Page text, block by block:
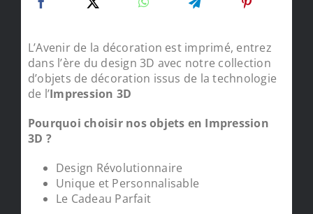
L’Avenir de la décoration est imprimé, entrez
dans l’ère du design 3D avec notre collection
d’objets de décoration issus de la technologie
de l’Impression 3D
Pourquoi choisir nos objets en Impression
3D ?
Design Révolutionnaire
Unique et Personnalisable
Le Cadeau Parfait